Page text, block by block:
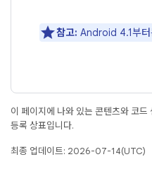
참고: Android 4.1부터
이 페이지에 나와 있는 콘텐츠와 코드
등록 상표입니다.
최종 업데이트: 2026-07-14(UTC)